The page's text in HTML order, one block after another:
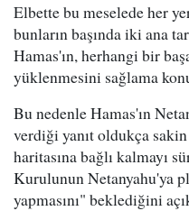
Elbette bu meselede her
bunların başında iki ana
Hamas'ın, herhangi bir
yüklenmesini sağlama
Bu nedenle Hamas'ın
verdiği yanıt oldukça
haritasına bağlı kalmayı
Kurulunun Netanyahu'ya
yapmasını" beklediğini